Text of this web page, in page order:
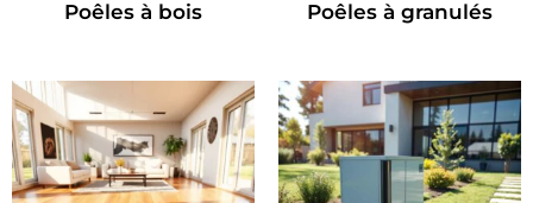
Poêles à bois Poêles à granulés